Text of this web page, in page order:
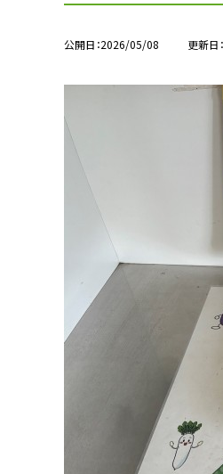
公開日 2026/05/08 更新日